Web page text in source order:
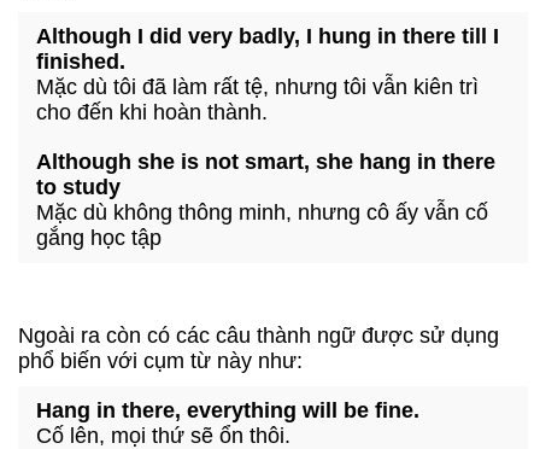
Although I did very badly, I hung in there till I
finished.
Mặc dù tôi đã làm rất tệ, nhưng tôi vẫn kiên trì
cho đến khi hoàn thành.
Although she is not smart, she hang in there
to study
Mặc dù không thông minh, nhưng cô ấy vẫn cố
gắng học tập
Ngoài ra còn có các câu thành ngữ được sử dụng
phổ biến với cụm từ này như:
Hang in there, everything will be fine.
Cố lên, mọi thứ sẽ ổn thôi.